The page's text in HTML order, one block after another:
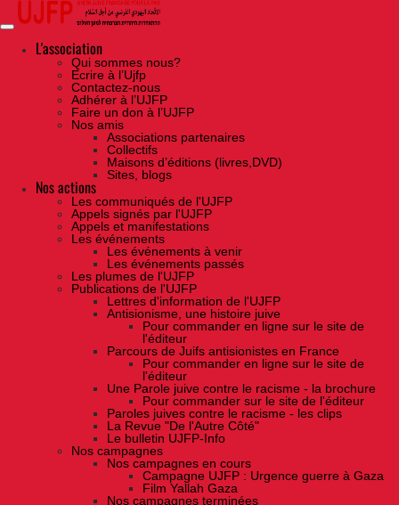
Skip
the
contentL'association
Qui sommes nous?
Ecrire à l’Ujfp
Contactez-nous
Adhérer à l’UJFP
Faire un don à l’UJFP
Nos amis
Associations partenaires
Collectifs
Maisons d’éditions (livres,DVD)
Sites, blogs
Nos actions
Les communiqués de l'UJFP
Appels signés par l'UJFP
Appels et manifestations
Les événements
Les événements à venir
Les événements passés
Les plumes de l'UJFP
Publications de l'UJFP
Lettres d'information de l'UJFP
Antisionisme, une histoire juive
Pour commander en ligne sur le site de
l'éditeur
Parcours de Juifs antisionistes en France
Pour commander en ligne sur le site de
l'éditeur
Une Parole juive contre le racisme - la brochure
Pour commander sur le site de l'éditeur
Paroles juives contre le racisme - les clips
La Revue "De l'Autre Côté"
Le bulletin UJFP-Info
Nos campagnes
Nos campagnes en cours
Campagne UJFP : Urgence guerre à Gaza
Film Yallah Gaza
Nos campagnes terminées